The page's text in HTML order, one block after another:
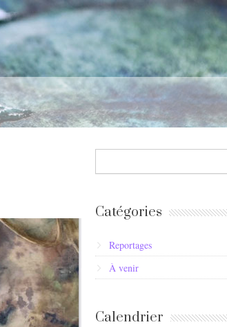
Catégories
Reportages
À venir
Calendrier